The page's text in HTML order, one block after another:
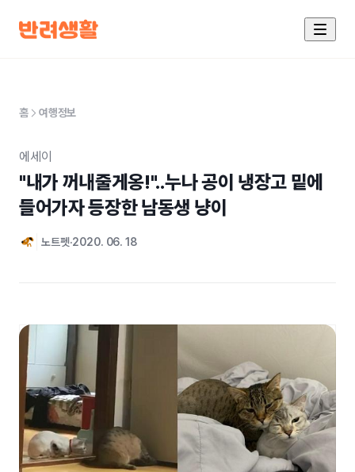
홈 여행정보
에세이
"내가 꺼내줄게옹!"..누나 공이 냉장고 밑에
들어가자 등장한 남동생 냥이
노트펫 2020. 06. 18